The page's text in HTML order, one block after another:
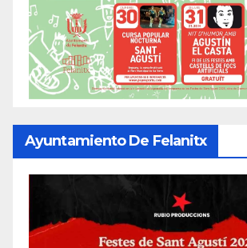
Ayuntamiento De Felanitx